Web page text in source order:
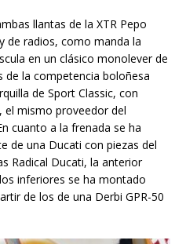
llantas de la XTR Pepo
de radios, como manda la
en un clásico monolever de
de la competencia boloñesa
de Sport Classic, con
, el mismo proveedor del
cuanto a la frenada se ha
de una Ducati con piezas del
Radical Ducati, la anterior
inferiores se ha montado
de los de una Derbi GPR-50